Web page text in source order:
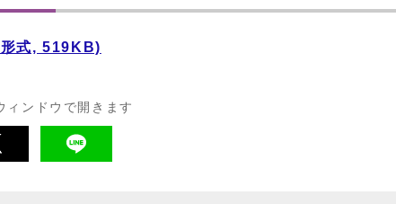
式, 519KB)
ィンドウで開きます